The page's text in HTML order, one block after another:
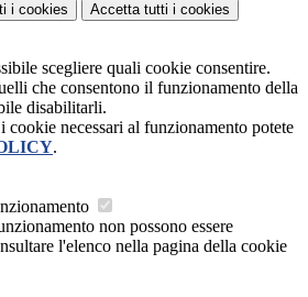
i cookies Accetta tutti i cookies
scegliere quali cookie consentire.
che consentono il funzionamento della
disabilitarli.
cookie necessari al funzionamento potete
.
non possono essere
l'elenco nella pagina della cookie